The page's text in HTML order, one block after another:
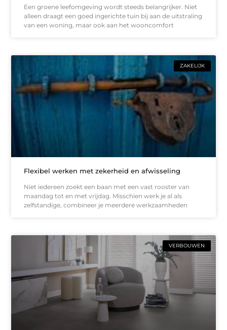
Een groene leefomgeving wordt steeds belangrijker. Niet
alleen draagt een goed ingerichte tuin bij aan de uitstraling
van een woning, maar ook aan het wooncomfort
ZAKELIJK
Flexibel werken met zekerheid en afwisseling
Niet iedereen zoekt een baan met een vast rooster van
maandag tot en met vrijdag. Misschien werk je al als
zelfstandige, combineer je meerdere werkzaamheden
VERBOUWEN